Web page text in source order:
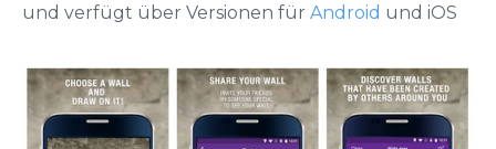
und verfügt über Versionen für Android und iOS